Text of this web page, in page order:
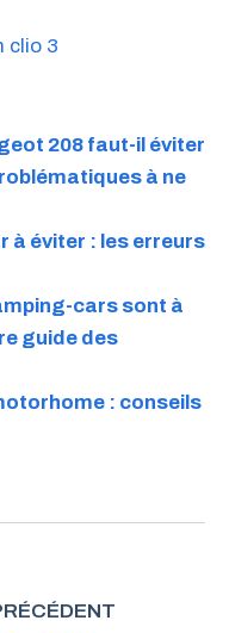
clio 3
208 faut-il éviter
à ne
à éviter : les erreurs
cars sont à
guide des
: conseils